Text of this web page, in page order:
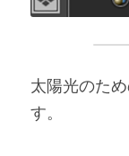
太陽光のた
す。